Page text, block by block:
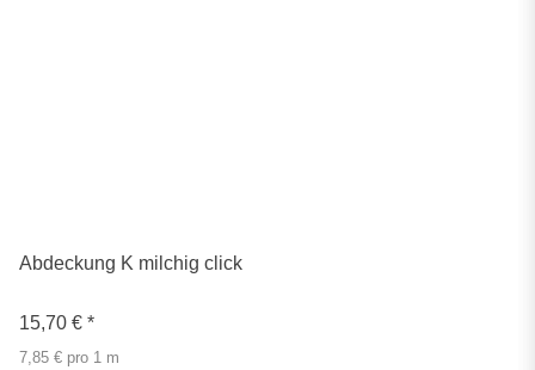
Abdeckung K milchig click
15,70 € *
7,85 € pro 1 m